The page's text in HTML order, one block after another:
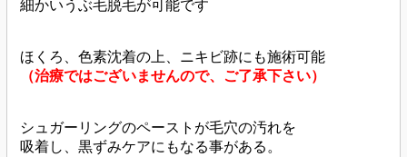
細かいうぶ毛脱毛が可能です
ほくろ、色素沈着の上、ニキビ跡にも施術可能
（治療ではございませんので、ご了承下さい）
シュガーリングのペーストが毛穴の汚れを
吸着し、黒ずみケアにもなる事がある。